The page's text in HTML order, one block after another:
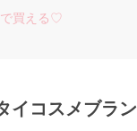
で買える♡
コスメブラ